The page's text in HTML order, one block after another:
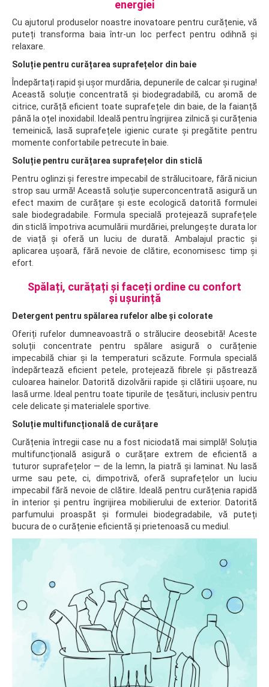
energiei
Cu ajutorul produselor noastre inovatoare pentru curățenie, vă
puteți transforma baia într-un loc perfect pentru odihnă și
relaxare.
Soluție pentru curățarea suprafețelor din baie
Îndepărtați rapid și ușor murdăria, depunerile de calcar și rugina!
Această soluție concentrată și biodegradabilă, cu aromă de
citrice, curăță eficient toate suprafețele din baie, de la faianță
până la oțel inoxidabil. Ideală pentru îngrijirea zilnică și curățenia
temeinică, lasă suprafețele igienic curate și pregătite pentru
momente confortabile petrecute în baie.
Soluție pentru curățarea suprafețelor din sticlă
Pentru oglinzi și ferestre impecabil de strălucitoare, fără niciun
strop sau urmă! Această soluție superconcentrată asigură un
efect maxim de curățare și este ecologică datorită formulei
sale biodegradabile. Formula specială protejează suprafețele
din sticlă împotriva acumulării murdăriei, prelungește durata lor
de viață și oferă un luciu de durată. Ambalajul practic și
aplicarea ușoară, fără nevoie de clătire, economisesc timp și
efort.
Spălați, curățați și faceți ordine cu confort
și ușurință
Detergent pentru spălarea rufelor albe și colorate
Oferiți rufelor dumneavoastră o strălucire deosebită! Aceste
soluții concentrate pentru spălare asigură o curățenie
impecabilă chiar și la temperaturi scăzute. Formula specială
îndepărtează eficient petele, protejează fibrele și păstrează
culoarea hainelor. Datorită dizolvării rapide și clătirii ușoare, nu
lasă urme. Ideal pentru toate tipurile de țesături, inclusiv pentru
cele delicate și materialele sportive.
Soluție multifuncțională de curățare
Curățenia întregii case nu a fost niciodată mai simplă! Soluția
multifuncțională asigură o curățare extrem de eficientă a
tuturor suprafețelor — de la lemn, la piatră și laminat. Nu lasă
urme sau pete, ci, dimpotrivă, oferă suprafețelor un luciu
impecabil fără nevoie de clătire. Ideală pentru curățenia rapidă
în interior și pentru îngrijirea mobilierului de exterior. Datorită
parfumului proaspăt și formulei biodegradabile, vă puteți
bucura de o curățenie eficientă și prietenoasă cu mediul.